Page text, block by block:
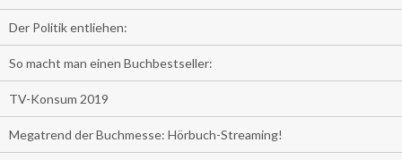
Der Politik entliehen:
So macht man einen Buchbestseller:
TV-Konsum 2019
Megatrend der Buchmesse: Hörbuch-Streaming!